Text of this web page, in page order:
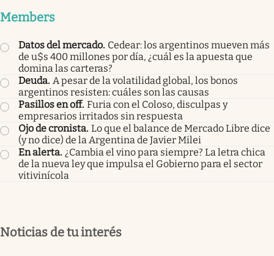
Members
Datos del mercado. Cedear: los argentinos mueven más
de u$s 400 millones por día, ¿cuál es la apuesta que
domina las carteras?
Deuda. A pesar de la volatilidad global, los bonos
argentinos resisten: cuáles son las causas
Pasillos en off. Furia con el Coloso, disculpas y
empresarios irritados sin respuesta
Ojo de cronista. Lo que el balance de Mercado Libre dice
(y no dice) de la Argentina de Javier Milei
En alerta. ¿Cambia el vino para siempre? La letra chica
de la nueva ley que impulsa el Gobierno para el sector
vitivinícola
Noticias de tu interés